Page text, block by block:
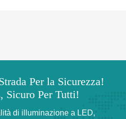
Per la Sicurezza!
Sicuro Per Tutti!
di illuminazione a LED,